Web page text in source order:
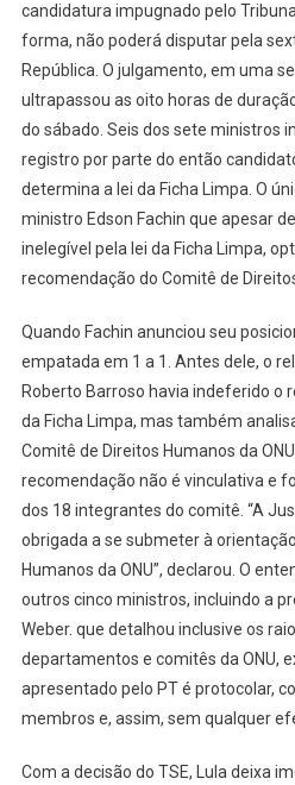
candidatura impugnado pelo
forma, não poderá disputar pela
República. O julgamento, em uma
ultrapassou as oito horas de
do sábado. Seis dos sete ministros
registro por parte do então
determina a lei da Ficha Limpa. O
ministro Edson Fachin que apesar
inelegível pela lei da Ficha Limpa,
recomendação do Comitê de
Quando Fachin anunciou seu
empatada em 1 a 1. Antes dele, o
Roberto Barroso havia indeferido o
da Ficha Limpa, mas também
Comitê de Direitos Humanos da
recomendação não é vinculativa e
dos 18 integrantes do comitê. “A
obrigada a se submeter à
Humanos da ONU”, declarou. O
outros cinco ministros, incluindo a
Weber. que detalhou inclusive os
departamentos e comitês da ONU,
apresentado pelo PT é protocolar,
membros e, assim, sem qualquer
Com a decisão do TSE, Lula deixa